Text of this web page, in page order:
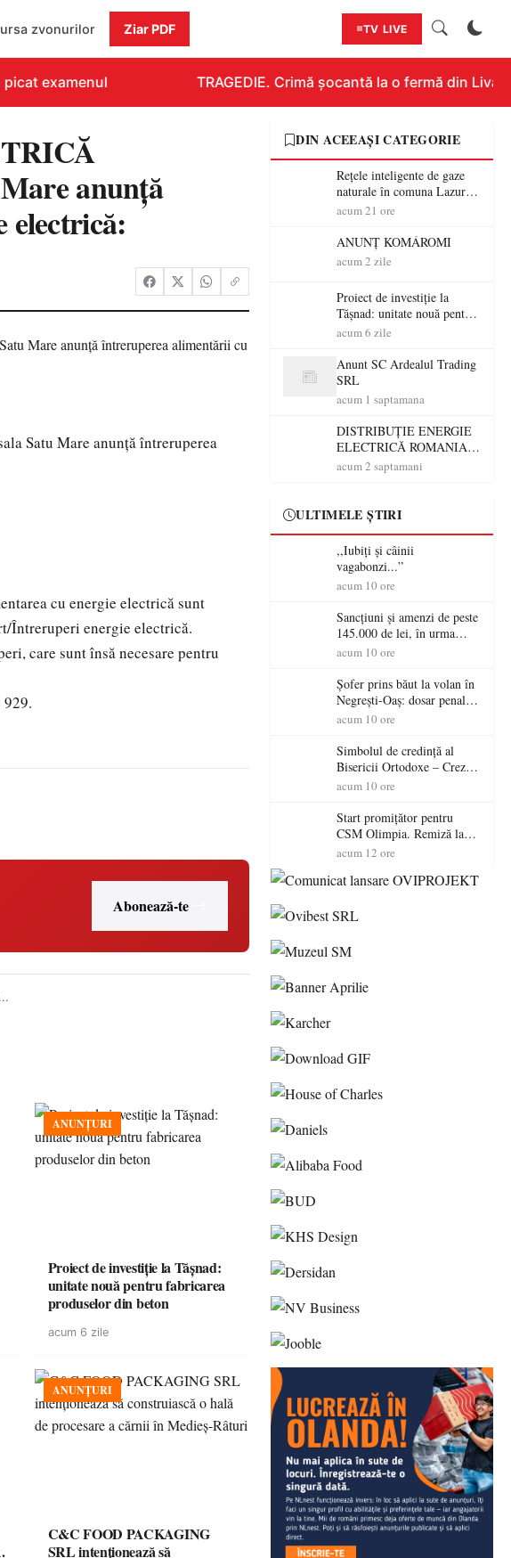
zvonurilor Ziar PDF TV LIVE
examenul TRAGEDIE. Crimă șocantă la o fermă din
anunţă
electrică:
Satu Mare anunţă întreruperea
cu energie electrică sunt
Întreruperi energie electrică.
care sunt însă necesare pentru
Abonează-te
ANUNȚURI
Proiect de investiție la Tășnad:
unitate nouă pentru fabricarea
produselor din beton
acum 6 zile
ANUNȚURI
C&C FOOD PACKAGING
SRL intenționează să
DIN ACEEAȘI CATEGORIE
Rețele inteligente de gaze
naturale în comuna Lazuri și
localitățile aparținătoare.
consultare publică
acum 21 ore
ANUNȚ KOMÁROMI
acum 2 zile
Proiect de investiție la
Tășnad: unitate nouă pentru
fabricarea produselor din
acum 6 zile
Anunt SC Ardealul Trading
SRL
acum 1 saptamana
DISTRIBUȚIE ENERGIE
ELECTRICĂ ROMANIA
S.A. - Sucursala Satu Mare
anunţă întreruperea
electrică
acum 2 saptamani
ULTIMELE ȘTIRI
,,Iubiți și câinii
vagabonzi...”
acum 10 ore
Sancțiuni și amenzi de peste
145.000 de lei, în urma
acțiunilor polițiștilor
acum 10 ore
Șofer prins băut la volan în
Negrești-Oaș: dosar penal
după un control al
acum 10 ore
Simbolul de credinţă al
Bisericii Ortodoxe – Crezul
(3)
acum 10 ore
Start promițător pentru
CSM Olimpia. Remiză la
Dumbrăvița în debutul
acum 12 ore